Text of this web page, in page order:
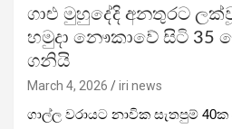
ගාළු මුහුදේදි අනතුරට
හමුදා නෞකාවේ සිටි 35
ගනියි
March 4, 2026 iri news
ගාල්ල වරායට නාවික සැතපුම්